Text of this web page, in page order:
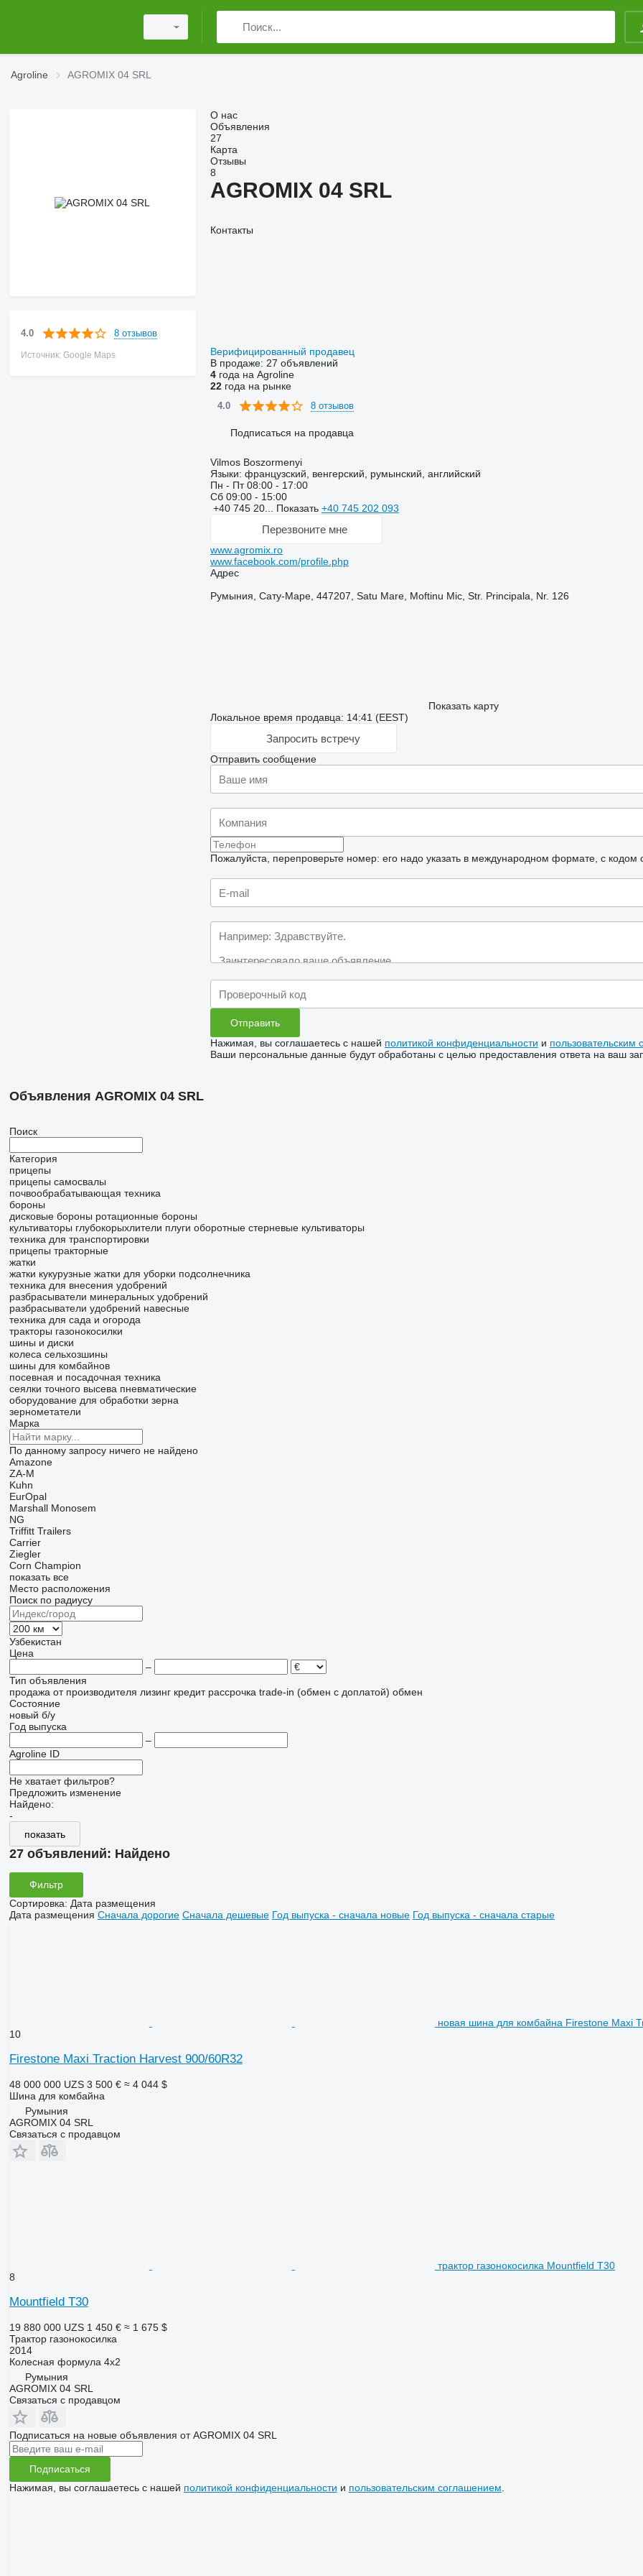
Agroline AGROMIX 04 SRL
4.0 8 отзывов
Источник: Google Maps
О нас
Объявления
27
Карта
Отзывы
8
AGROMIX 04 SRL
Контакты
Верифицированный продавец
В продаже: 27 объявлений
4года на Agroline
22года на рынке
4.0 8 отзывов
Подписаться на продавца
Vilmos Boszormenyi
Языки: французский, венгерский, румынский, английский
Пн - Пт08:00 - 17:00
Сб 09:00 - 15:00
+40 745 20... Показать +40 745 202 093
Перезвоните мне
www.agromix.ro
www.facebook.com/profile.php
Адрес
Румыния, Сату-Маре, 447207, Satu Mare, Moftinu Mic, Str. Principala, Nr. 126
Показать карту
Локальное время продавца: 14:41 (EEST)
Запросить встречу
Отправить сообщение
Пожалуйста, перепроверьте номер: его надо указать в международном формате, с кодом
Нажимая, вы соглашаетесь с нашей политикой конфиденциальности и пользовательским
Ваши персональные данные будут обработаны с целью предоставления ответа на ваш
Объявления AGROMIX 04 SRL
Поиск
Категория
прицепы
прицепы самосвалы
почвообрабатывающая техника
бороны
дисковые бороны ротационные бороны
культиваторы глубокорыхлители плуги оборотные стерневые культиваторы
техника для транспортировки
прицепы тракторные
жатки
жатки кукурузные жатки для уборки подсолнечника
техника для внесения удобрений
разбрасыватели минеральных удобрений
разбрасыватели удобрений навесные
техника для сада и огорода
тракторы газонокосилки
шины и диски
колеса сельхозшины
шины для комбайнов
посевная и посадочная техника
сеялки точного высева пневматические
оборудование для обработки зерна
зернометатели
Марка
По данному запросу ничего не найдено
Amazone
ZA-M
Kuhn
EurOpal
Marshall Monosem
NG
Triffitt Trailers
Carrier
Ziegler
Corn Champion
показать все
Место расположения
Поиск по радиусу
Узбекистан
Цена
–
Тип объявления
продажа от производителя лизинг кредит рассрочка trade-in (обмен с доплатой) обмен
Состояние
новый б/у
Год выпуска
–
Agroline ID
Не хватает фильтров?
Предложить изменение
Найдено:
-
показать
27 объявлений: Найдено
Фильтр
Сортировка: Дата размещения
Дата размещения Сначала дорогие Сначала дешевые Год выпуска - сначала новые Год выпуска - сначала старые
новая шина для комбайна Firestone Maxi
10
Firestone Maxi Traction Harvest 900/60R32
48 000 000 UZS 3 500 € ≈ 4 044 $
Шина для комбайна
Румыния
AGROMIX 04 SRL
Связаться с продавцом
трактор газонокосилка Mountfield T30
8
Mountfield T30
19 880 000 UZS 1 450 € ≈ 1 675 $
Трактор газонокосилка
2014
Колесная формула 4x2
Румыния
AGROMIX 04 SRL
Связаться с продавцом
Подписаться на новые объявления от AGROMIX 04 SRL
Подписаться
Нажимая, вы соглашаетесь с нашей политикой конфиденциальности и пользовательским соглашением